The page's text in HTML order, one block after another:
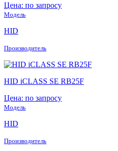
Цена: по запросу
Модель
HID
Производитель
HID iCLASS SE RB25F
Цена: по запросу
Модель
HID
Производитель